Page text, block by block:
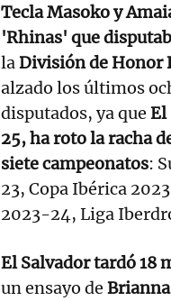
Tecla Masoko y
'Rhinas' que
laDivisión de Honor
alzado los últimos
disputados, ya que El
25, ha roto la racha
siete campeonatos:
23, Copa Ibérica
2023-24, Liga
El Salvador tardó 18
un ensayo de